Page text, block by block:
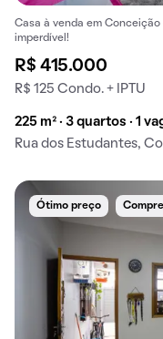
Casa à venda em
imperdível!
R$ 415.000
R$ 125 Condo. + IPTU
225 m² · 3 quartos · 1
Rua dos Estudantes,
Ótimo preço